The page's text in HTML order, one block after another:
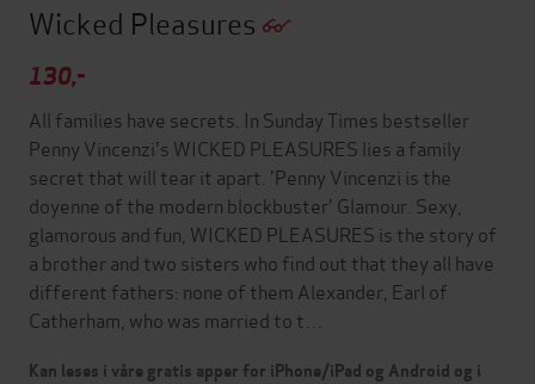
Wicked Pleasures
130,-
All families have secrets. In Sunday Times bestseller
Penny Vincenzi's WICKED PLEASURES lies a family
secret that will tear it apart. 'Penny Vincenzi is the
doyenne of the modern blockbuster' Glamour. Sexy,
glamorous and fun, WICKED PLEASURES is the story of
a brother and two sisters who find out that they all have
different fathers: none of them Alexander, Earl of
Catherham, who was married to t…
Kan leses i våre gratis apper for iPhone/iPad og Android og i